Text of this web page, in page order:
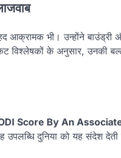
आक्रामक भी। उन्होंने
विश्लेषकों के अनुसार, उनकी
Score By An
दुनिया को यह संदेश